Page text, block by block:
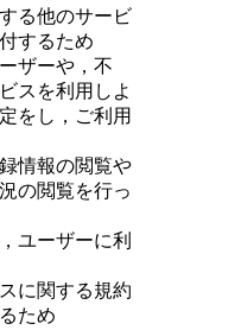
る他のサービ
するため
ザーや，不
スを利用しよ
をし，ご利用
情報の閲覧や
の閲覧を行っ
ユーザーに利
に関する規約
ため